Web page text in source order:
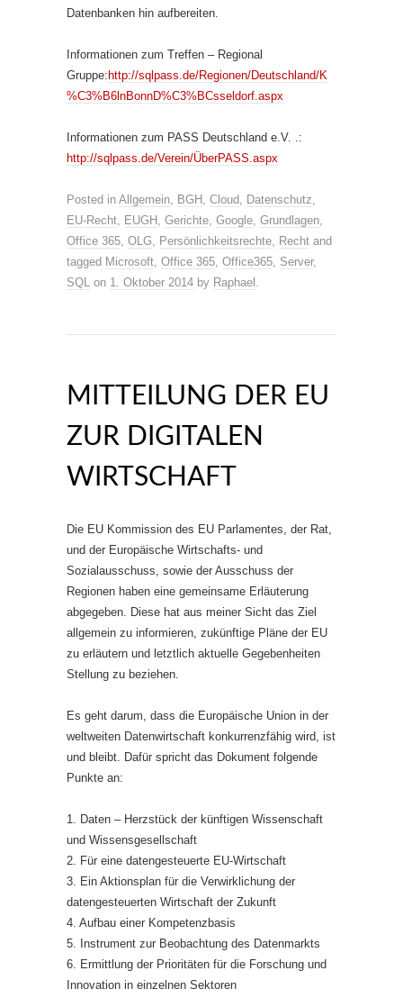
Datenbanken hin aufbereiten.
Informationen zum Treffen – Regional
Gruppe: http://sqlpass.de/Regionen/Deutschland/K
%C3%B6lnBonnD%C3%BCsseldorf.aspx
Informationen zum PASS Deutschland e.V. .:
http://sqlpass.de/Verein/ÜberPASS.aspx
Posted in Allgemein, BGH , Cloud, Datenschutz,
EU-Recht, EUGH , Gerichte, Google, Grundlagen,
Office 365, OLG, Persönlichkeitsrechte, Recht and
tagged Microsoft, Office 365, Office365, Server,
SQL on 1. Oktober 2014 by Raphael .
MITTEILUNG DER EU
ZUR DIGITALEN
WIRTSCHAFT
Die EU Kommission des EU Parlamentes, der Rat,
und der Europäische Wirtschafts- und
Sozialausschuss, sowie der Ausschuss der
Regionen haben eine gemeinsame Erläuterung
abgegeben. Diese hat aus meiner Sicht das Ziel
allgemein zu informieren, zukünftige Pläne der EU
zu erläutern und letztlich aktuelle Gegebenheiten
Stellung zu beziehen.
Es geht darum, dass die Europäische Union in der
weltweiten Datenwirtschaft konkurrenzfähig wird, ist
und bleibt. Dafür spricht das Dokument folgende
Punkte an:
1. Daten – Herzstück der künftigen Wissenschaft
und Wissensgesellschaft
2. Für eine datengesteuerte EU-Wirtschaft
3. Ein Aktionsplan für die Verwirklichung der
datengesteuerten Wirtschaft der Zukunft
4. Aufbau einer Kompetenzbasis
5. Instrument zur Beobachtung des Datenmarkts
6. Ermittlung der Prioritäten für die Forschung und
Innovation in einzelnen Sektoren